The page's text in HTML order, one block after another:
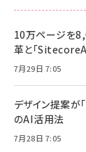
10万ページを
革と「
7月29日 7:05
デザイン提案
のAI活用法
7月28日 7:05